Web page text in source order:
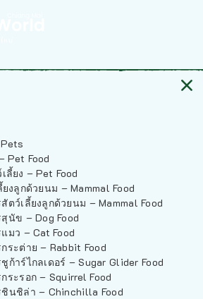
Pet Food
ลี้ยง – Pet Food
งลูกด้วยนม – Mammal Food
ตว์เลี้ยงลูกด้วยนม – Mammal Food
นัข – Dog Food
มว – Cat Food
ระต่าย – Rabbit Food
ก้าร์ไกลเดอร์ – Sugar Glider Food
ระรอก – Squirrel Food
ชินชิล่า – Chinchilla Food